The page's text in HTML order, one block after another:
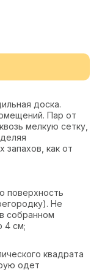
доска.
Пар от
мелкую сетку,
запахов, как от
поверхность
Не
собранном
4 см;
квадрата
одет